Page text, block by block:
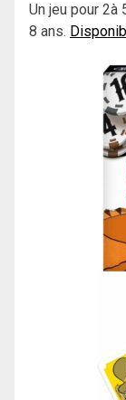
Un jeu pour
8 ans.